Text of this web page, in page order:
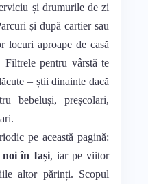
și drumurile de zi
și după cartier sau
locuri aproape de casă
Filtrele pentru vârstă te
– știi dinainte dacă
bebeluși, preșcolari,
pe această pagină:
în Iași, iar pe viitor
altor părinți. Scopul